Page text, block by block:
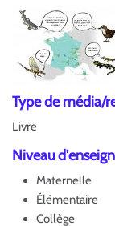
Type de média/
Livre
Niveau
Maternelle
Élémentaire
Collège